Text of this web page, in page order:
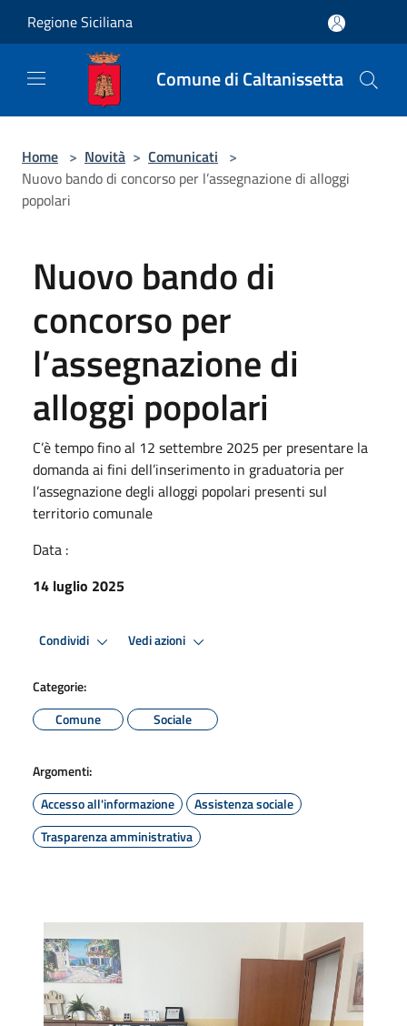
Regione Siciliana
Comune di Caltanissetta
Home > Novità > Comunicati >
Nuovo bando di concorso per l’assegnazione di alloggi
popolari
Nuovo bando di
concorso per
l’assegnazione di
alloggi popolari
C’è tempo fino al 12 settembre 2025 per presentare la
domanda ai fini dell’inserimento in graduatoria per
l’assegnazione degli alloggi popolari presenti sul
territorio comunale
Data :
14 luglio 2025
Condividi Vedi azioni
Categorie:
Comune
Sociale
Argomenti:
Accesso all'informazione
Assistenza sociale
Trasparenza amministrativa